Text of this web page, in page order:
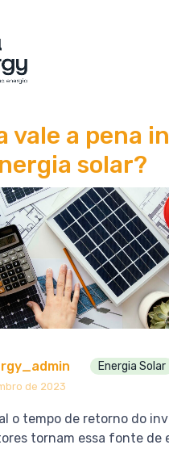
vale a pena
solar?
de 2023
Energia Solar
o tempo de retorno do
tornam essa fonte de